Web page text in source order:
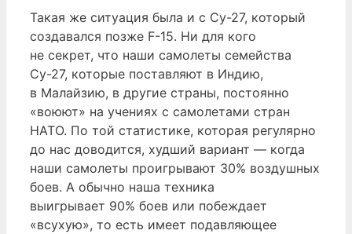
Такая же ситуация была и с Су-27, который
создавался позже F-15. Ни для кого
не секрет, что наши самолеты семейства
Су-27, которые поставляют в Индию,
в Малайзию, в другие страны, постоянно
«воюют» на учениях с самолетами стран
НАТО. По той статистике, которая регулярно
до нас доводится, худший вариант — когда
наши самолеты проигрывают 30% воздушных
боев. А обычно наша техника
выигрывает 90% боев или побеждает
«всухую», то есть имеет подавляющее